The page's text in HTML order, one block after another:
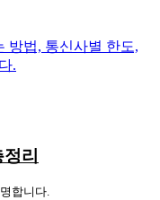
방법, 통신사별 한도,
.
리
합니다.